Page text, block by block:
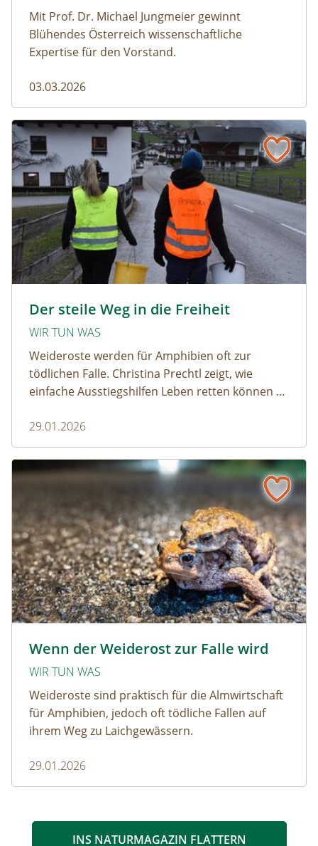
Mit Prof. Dr. Michael Jungmeier gewinnt
Blühendes Österreich wissenschaftliche
Expertise für den Vorstand.
03.03.2026
Der steile Weg in die Freiheit
WIR TUN WAS
Weideroste werden für Amphibien oft zur
tödlichen Falle. Christina Prechtl zeigt, wie
einfache Ausstiegshilfen Leben retten können –
Aufwand.
29.01.2026
Der steile Weg in die Freiheit
Wenn der Weiderost zur Falle wird
WIR TUN WAS
Weideroste sind praktisch für die Almwirtschaft
für Amphibien, jedoch oft tödliche Fallen auf
ihrem Weg zu Laichgewässern.
29.01.2026
Wenn der Weiderost zur Falle wird
INS NATURMAGAZIN FLATTERN